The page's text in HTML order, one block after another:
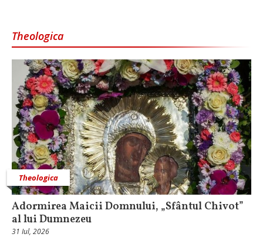
Theologica
Theologica
Adormirea Maicii Domnului, „Sfântul Chivot”
al lui Dumnezeu
31 Iul, 2026